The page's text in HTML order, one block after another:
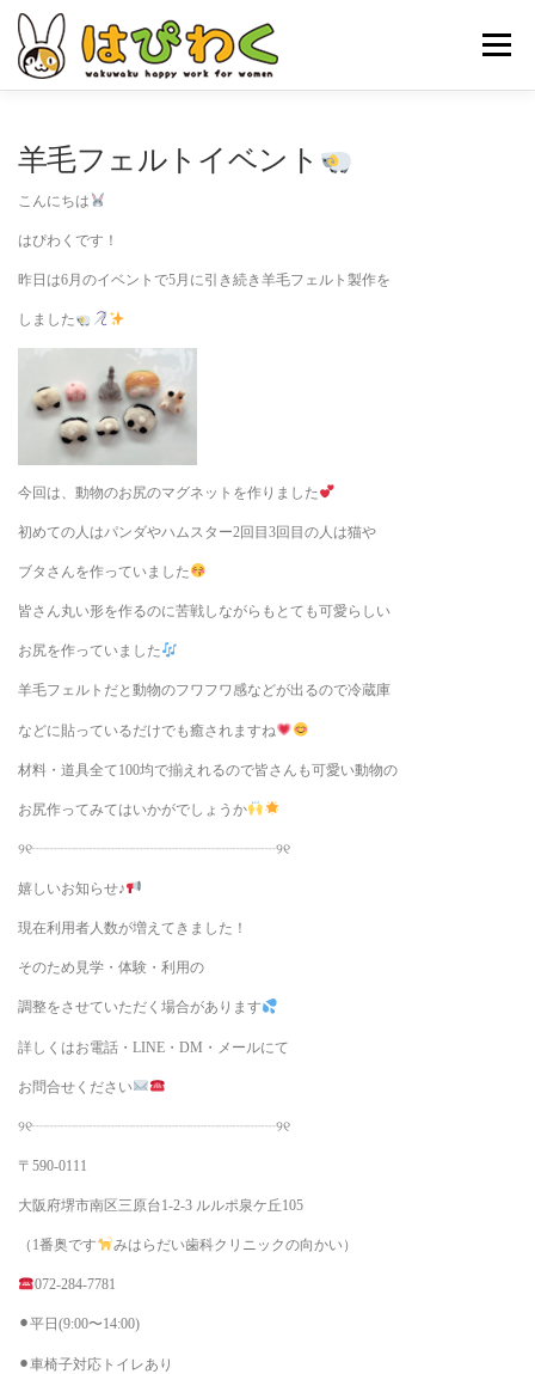
メニュー
羊毛フェルトイベント
こんにちは
はぴわくです！
昨日は6月のイベントで5月に引き続き羊毛フェルト製作を
しました
今回は、動物のお尻のマグネットを作りました
初めての人はパンダやハムスター2回目3回目の人は猫や
ブタさんを作っていました
皆さん丸い形を作るのに苦戦しながらもとても可愛らしい
お尻を作っていました
羊毛フェルトだと動物のフワフワ感などが出るので冷蔵庫
などに貼っているだけでも癒されますね
材料・道具全て100均で揃えれるので皆さんも可愛い動物の
お尻作ってみてはいかがでしょうか
୨୧┈┈┈┈┈┈┈┈┈┈┈┈┈┈┈┈┈୨୧
嬉しいお知らせ♪
現在利用者人数が増えてきました！
そのため見学・体験・利用の
調整をさせていただく場合があります
詳しくはお電話・LINE・DM・メールにて
お問合せください
୨୧┈┈┈┈┈┈┈┈┈┈┈┈┈┈┈┈┈୨୧
〒590-0111
大阪府堺市南区三原台1-2-3 ルルポ泉ケ丘105
（1番奥です みはらだい歯科クリニックの向かい）
072-284-7781
⚫︎平日(9:00〜14:00)
⚫︎車椅子対応トイレあり